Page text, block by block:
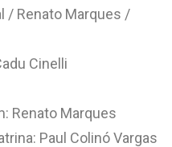
/ Renato Marques /
Cinelli
Renato Marques
Paul Colinó Vargas